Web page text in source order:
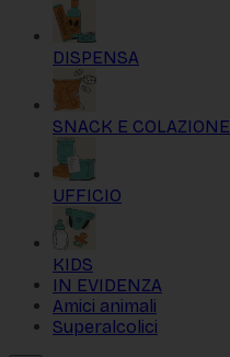
DISPENSA
SNACK E COLAZIONE
UFFICIO
KIDS
IN EVIDENZA
Amici animali
Superalcolici